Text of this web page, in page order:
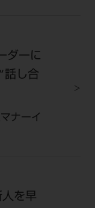
ダーに
話し合
ナーイ
を早